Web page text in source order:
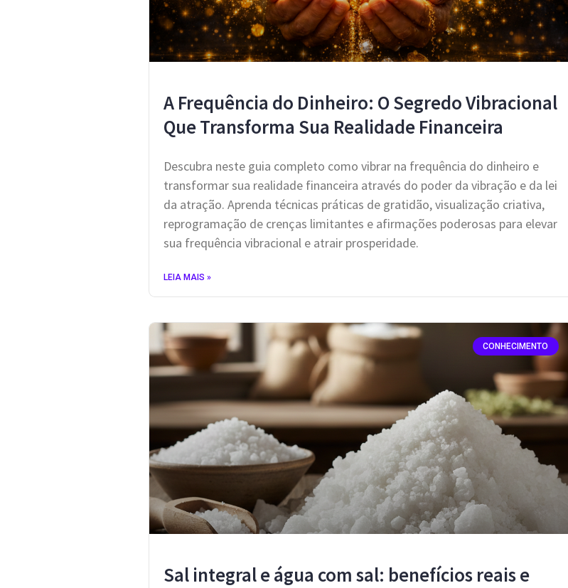
A Frequência do Dinheiro: O Segredo Vibracional
Que Transforma Sua Realidade Financeira
Descubra neste guia completo como vibrar na frequência do dinheiro e
transformar sua realidade financeira através do poder da vibração e da lei
da atração. Aprenda técnicas práticas de gratidão, visualização criativa,
reprogramação de crenças limitantes e afirmações poderosas para elevar
sua frequência vibracional e atrair prosperidade.
LEIA MAIS »
CONHECIMENTO
Sal integral e água com sal: benefícios reais e